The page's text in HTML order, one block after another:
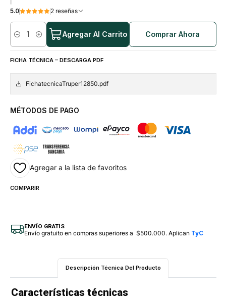
5.0
2 reseñas
Cantidad
Agregar Al Carrito Comprar Ahora
FICHA TÉCNICA – DESCARGA PDF
FichatecnicaTruper12850.pdf
MÉTODOS DE PAGO
Agregar a la lista de favoritos
COMPARIR
ENVÍO GRATIS
Envío gratuito en compras superiores a $500.000. Aplican TyC
Descripción Técnica Del Producto
Características técnicas